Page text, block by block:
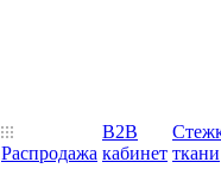
Распродажа
B2B
кабинет ткани